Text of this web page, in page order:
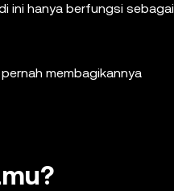
ini hanya berfungsi sebagai
membagikannya